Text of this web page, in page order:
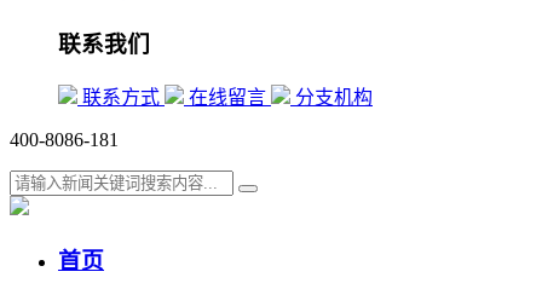
联系我们
联系方式 在线留言 分支机构
400-8086-181
首页